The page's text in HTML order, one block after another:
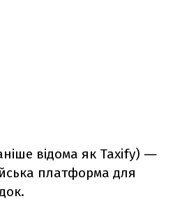
відома як Taxify) ―
платформа для